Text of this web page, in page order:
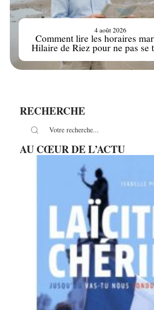
Comment lire les horaires
Hilaire de Riez pour ne pas se
4 août 2026
RECHERCHE
AU CŒUR DE L’ACTU